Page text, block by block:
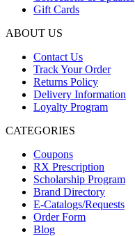
Gift Cards
ABOUT US
Contact Us
Track Your Order
Returns Policy
Delivery Information
Loyalty Program
CATEGORIES
Coupons
RX Prescription
Scholarship Program
Brand Directory
E-Catalogs/Requests
Order Form
Blog